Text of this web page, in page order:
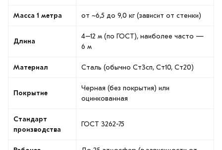
Масса 1 метра от ~6,5 до 9,0 кг (зависит от стенки)
Длина
4–12 м (по ГОСТ), наиболее часто —
6 м
Материал Сталь (обычно Ст3сп, Ст10, Ст20)
Покрытие
Черная (без покрытия) или
оцинкованная
Стандарт
производства
ГОСТ 3262-75